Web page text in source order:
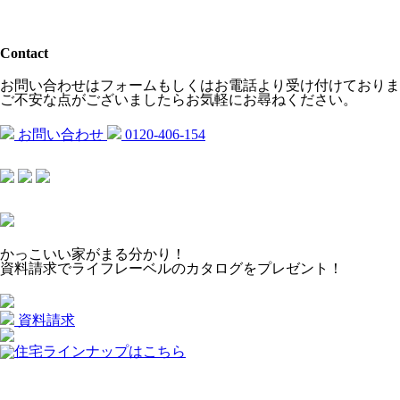
Contact
お問い合わせはフォームもしくはお電話より受け付けており
ご不安な点がございましたらお気軽にお尋ねください。
お問い合わせ 0120-406-154
かっこいい家がまる分かり！
資料請求でライフレーベルのカタログをプレゼント！
資料請求